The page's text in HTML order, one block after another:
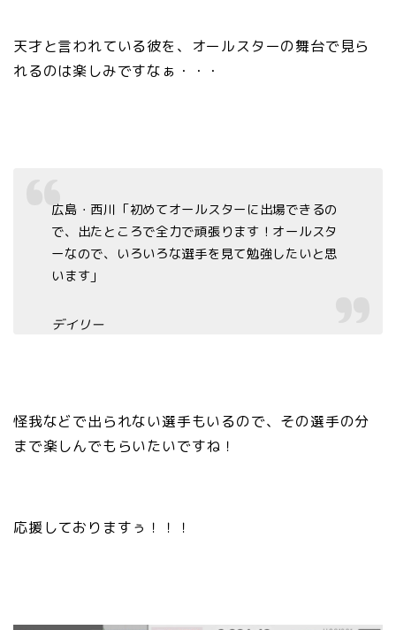
天才と言われている彼を、オールスターの舞台で見ら
れるのは楽しみですなぁ・・・
広島・西川「初めてオールスターに出場できるの
で、出たところで全力で頑張ります！オールスタ
ーなので、いろいろな選手を見て勉強したいと思
います」
デイリー
怪我などで出られない選手もいるので、その選手の分
まで楽しんでもらいたいですね！
応援しておりますぅ！！！